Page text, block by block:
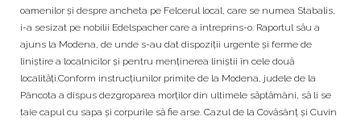
oamenilor şi despre ancheta pe Felcerul local, care se numea Stabalis,
i-a sesizat pe nobilii Edelspacher care a întreprins-o. Raportul său a
ajuns la Modena, de unde s-au dat dispoziții urgente şi ferme de
liniştire a localnicilor şi pentru menținerea liniştii în cele două
localități.Conform instrucţiunilor primite de la Modena, judele de la
Pâncota a dispus dezgroparea morților din ultimele săptămâni, să li se
taie capul cu sapa şi corpurile să fie arse. Cazul de la Covăsânţ şi Cuvin